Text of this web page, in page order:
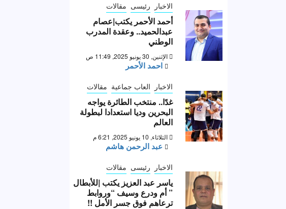
الاخبار رئيسى مقالات
أحمد الأحمر يكتب|عصام
عبدالحميد.. وعقدة المدرب
الوطني
الإثنين, 30 يونيو 2025, 11:49 ص
احمد الأحمر
الاخبار العاب جماعية مقالات
غدًا.. منتخب الطائرة يواجه
البحرين وديا استعدادا لبطولة
العالم
الثلاثاء, 10 يونيو 2025, 6:21 م
عبد الرحمن هاشم
الاخبار رئيسى مقالات
ياسر عبد العزيز يكتب |للأبطال
” أم ودرع وسيف “وروابط
ترعاهم فوق جسر الأمل !!